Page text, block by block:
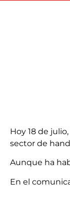
Hoy 18 de
sector de
Aunque ha
En el